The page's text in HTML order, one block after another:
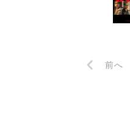
前へ